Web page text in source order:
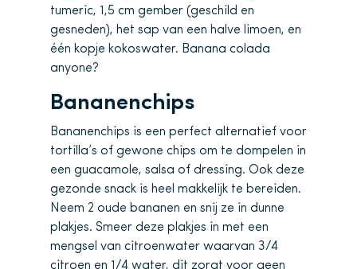
tumeric, 1,5 cm gember (geschild en
gesneden), het sap van een halve limoen, en
één kopje kokoswater. Banana colada
anyone?
Bananenchips
Bananenchips is een perfect alternatief voor
tortilla’s of gewone chips om te dompelen in
een guacamole, salsa of dressing. Ook deze
gezonde snack is heel makkelijk te bereiden.
Neem 2 oude bananen en snij ze in dunne
plakjes. Smeer deze plakjes in met een
mengsel van citroenwater waarvan 3/4
citroen en 1/4 water, dit zorgt voor geen